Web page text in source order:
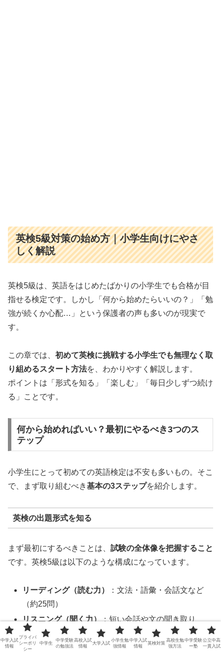
英検5級対策の始め方｜小学生向けにやさ
しく解説
英検5級は、英語をはじめたばかりの小学生でも合格が目
指せる検定です。しかし「何から始めたらいいの？」「勉
強が続くか心配…」という保護者の声も多いのが現実で
す。
この章では、 初めて英検に挑戦する小学生でも無理なく取
り組めるスタート方法を、わかりやすく解説します。
ポイントは「形式を知る」「楽しむ」「毎日少しずつ続け
る」ことです。
何から始めればいい？最初にやるべき3つのス
テップ
小学生にとって初めての英語検定は不安も多いもの。そこ
で、まず取り組むべき基本の3ステップを紹介します。
英検の出題形式を知る
まず最初にするべきことは、 試験の全体像を把握すること
です。英検5級は以下のような構成になっています。
リーディング（読む力）
：文法・語彙・会話文など
（約25問）
リスニング（聞く力）：短い会話や文の聞き取り
（約25問）
試験時間：約40分（リーディング25分＋リスニング
中学入試
情報
プライバ
シーポリ
シー
中学生
中学受験
の勉強法
高校入試
情報
大学入試
小学生勉
強情報
中学入試
情報
英検対策
高校生勉
強方法
中学受験
ー塾
公立中高
一貫入試